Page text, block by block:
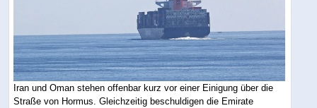
Iran und Oman stehen offenbar kurz vor einer Einigung über die
Straße von Hormus. Gleichzeitig beschuldigen die Emirate